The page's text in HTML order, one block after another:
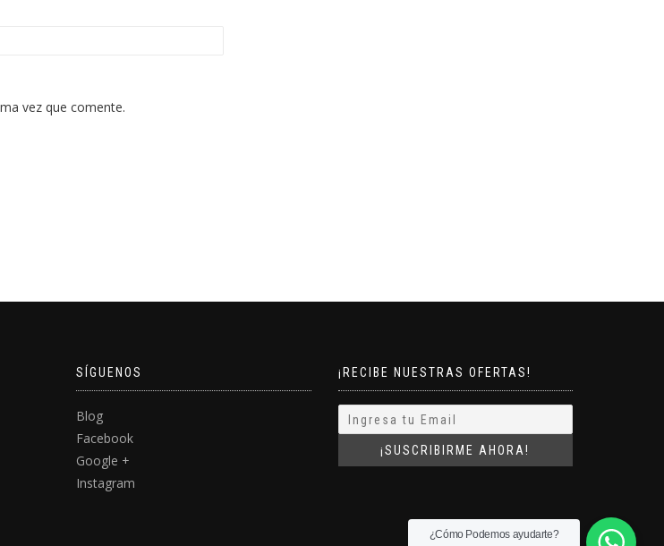
vez que comente.
SÍGUENOS
Blog
Facebook
Google +
Instagram
¡RECIBE NUESTRAS OFERTAS!
¿Cómo Podemos ayudarte?